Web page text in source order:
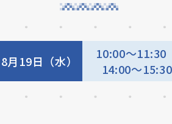
8月19日（水）
10:00～11:30
14:00〜15:30